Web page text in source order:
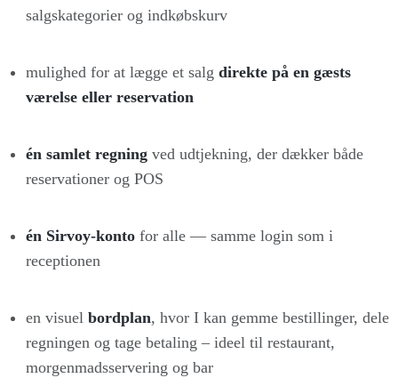
salgskategorier og indkøbskurv
mulighed for at lægge et salg direkte på en gæsts
værelse eller reservation
én samlet regningved udtjekning, der dækker både
reservationer og POS
én Sirvoy-kontofor alle — samme login som i
receptionen
en visuel bordplan, hvor I kan gemme bestillinger, dele
regningen og tage betaling – ideel til restaurant,
morgenmadsservering og bar